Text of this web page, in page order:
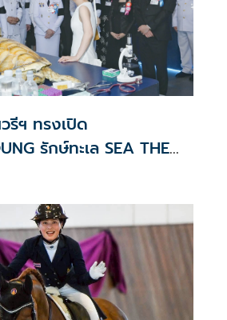
รีฯ ทรงเปิด
รักษ์ทะเล SEA THE